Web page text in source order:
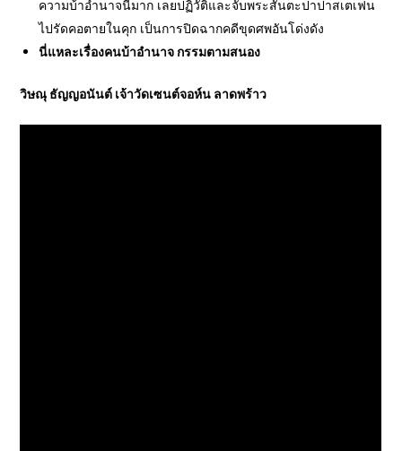
ความบ้าอำนาจนี้มาก เลยปฏิวัติและจับพระสันตะปาปาสเตเฟน
ไปรัดคอตายในคุก เป็นการปิดฉากคดีขุดศพอันโด่งดัง
นี่แหละเรื่องคนบ้าอำนาจ กรรมตามสนอง
วิษณุ ธัญญอนันต์ เจ้าวัดเซนต์จอห์น ลาดพร้าว